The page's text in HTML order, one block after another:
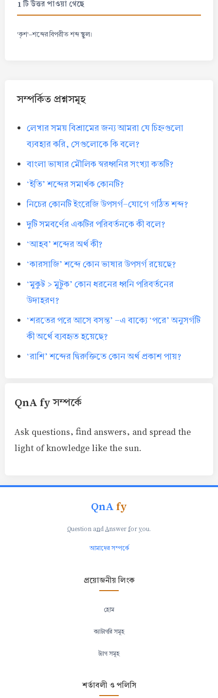
1 টি উত্তর পাওয়া গেছে
'কৃশ'-শব্দের বিপরীত শব্দস্থুল।
সম্পর্কিত প্রশ্নসমূহ
লেখার সময় বিশ্রামের জন্য আমরা যে চিহ্নগুলো
ব্যবহার করি, সেগুলোকে কি বলে?
বাংলা ভাষার মৌলিক স্বরধ্বনির সংখ্যা কতটি?
‘ইতি’ শব্দের সমার্থক কোনটি?
নিচের কোনটি ইংরেজি উপসর্গ-যোগে গঠিত শব্দ?
দুটি সমবর্ণের একটির পরিবর্তনকে কী বলে?
‘আহব’ শব্দের অর্থ কী?
‘কারসাজি’ শব্দে কোন ভাষার উপসর্গ রয়েছে?
‘মুকুট > মুটুক’ কোন ধরনের ধ্বনি পরিবর্তনের
উদাহরণ?
‘শরতের পরে আসে বসন্ত’ -এ বাক্যে ‘পরে’ অনুসর্গটি
কী অর্থে ব্যবহৃত হয়েছে?
‘রাশি’ শব্দের দ্বিরুক্তিতে কোন অর্থ প্রকাশ পায়?
QnA fy সম্পর্কে
Ask questions, find answers, and spread the
light of knowledge like the sun.
QnAfy
Question andAnswer foryou.
আমাদের সম্পর্কে
প্রয়োজনীয় লিংক
হোম
ক্যাটাগরি সমূহ
ট্যাগ সমূহ
শর্তাবলী ও পলিসি